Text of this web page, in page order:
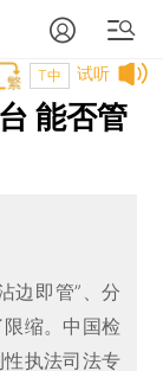
试听
T中
能否管
边即管”、分
缩。中国检
执法司法专